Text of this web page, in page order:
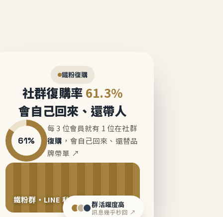
鐵粉復購
社群復購率 61.3%
會自己回來、還帶人
61%
每 3 位會員就有 1 位在社群
復購 ，會自己回來、還替品
牌帶單 ↗
鐵粉群・LINE 私域運營中群活躍度高
訊息幾乎秒回 ↗